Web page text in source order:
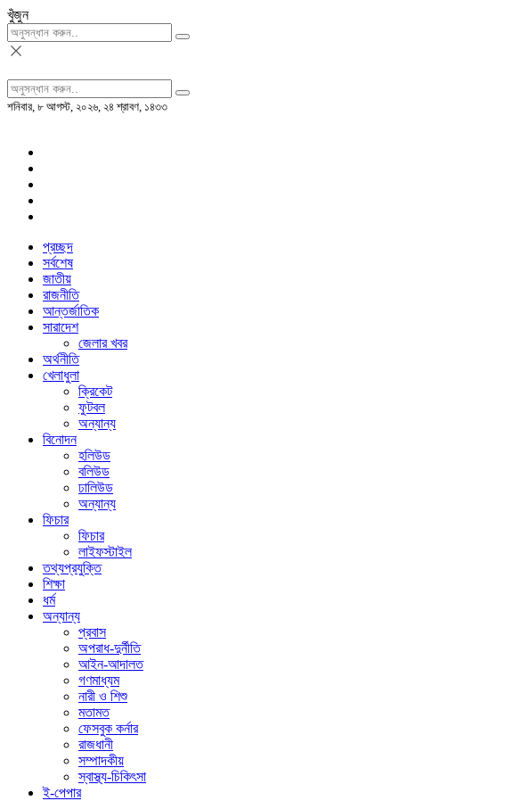
খুঁজুন
শনিবার, ৮ আগস্ট, ২০২৬, ২৪ শ্রাবণ, ১৪৩৩
প্রচ্ছদ
সর্বশেষ
জাতীয়
রাজনীতি
আন্তর্জাতিক
সারাদেশ
জেলার খবর
অর্থনীতি
খেলাধুলা
ক্রিকেট
ফুটবল
অন্যান্য
বিনোদন
হলিউড
বলিউড
ঢালিউড
অন্যান্য
ফিচার
ফিচার
লাইফস্টাইল
তথ্যপ্রযুক্তি
শিক্ষা
ধর্ম
অন্যান্য
প্রবাস
অপরাধ-দুর্নীতি
আইন-আদালত
গণমাধ্যম
নারী ও শিশু
মতামত
ফেসবুক কর্নার
রাজধানী
সম্পাদকীয়
স্বাস্থ্য-চিকিৎসা
ই-পেপার